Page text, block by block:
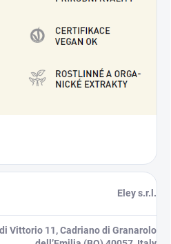
Eley s.r.l.
Vittorio 11, Cadriano di Granarolo